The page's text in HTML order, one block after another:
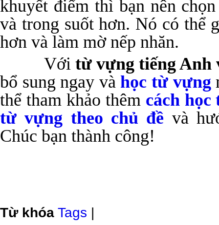
khuyết điểm thì bạn nên
và trong suốt hơn. Nó có thể
hơn và làm mờ nếp nhăn.
Vớitừ vựng tiếng Anh
bổ sung ngay vàhọc từ vựng
thể tham khảo thêm cách
từ vựng theo chủ đề và
Chúc bạn thành công!
Từ khóa Tags |